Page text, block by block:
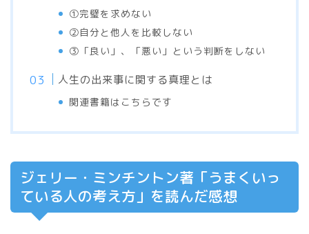
①完璧を求めない
②自分と他人を比較しない
③「良い」、「悪い」という判断をしない
人生の出来事に関する真理とは
関連書籍はこちらです
ジェリー・ミンチントン著「うまくいっ
ている人の考え方」を読んだ感想